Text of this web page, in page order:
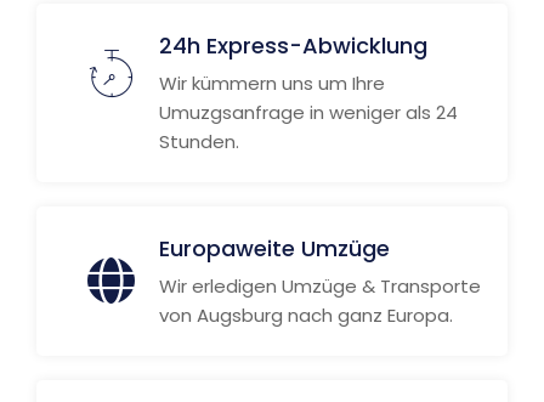
24h Express-Abwicklung
Wir kümmern uns um Ihre
Umuzgsanfrage in weniger als 24
Stunden.
Europaweite Umzüge
Wir erledigen Umzüge & Transporte
von Augsburg nach ganz Europa.